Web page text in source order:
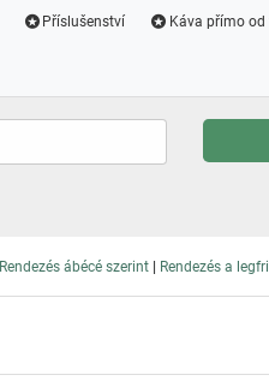
Příslušenství Káva přímo
Rendezés ábécé szerint | Rendezés a